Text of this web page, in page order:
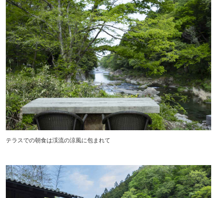
テラスでの朝食は渓流の涼風に包まれて